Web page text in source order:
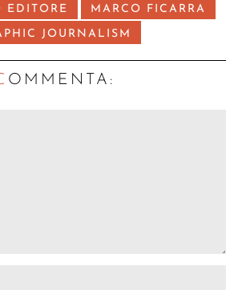
EDITORE MARCO FICARRA
JOURNALISM
OMMENTA: